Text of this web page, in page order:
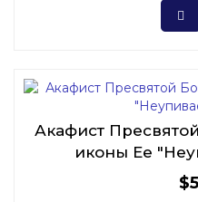
Акафист
иконы Ее